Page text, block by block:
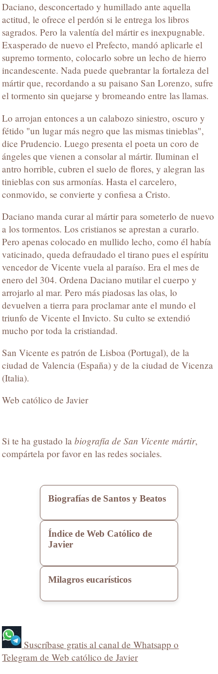
Daciano, desconcertado y humillado ante aquella
actitud, le ofrece el perdón si le entrega los libros
sagrados. Pero la valentía del mártir es inexpugnable.
Exasperado de nuevo el Prefecto, mandó aplicarle el
supremo tormento, colocarlo sobre un lecho de hierro
incandescente. Nada puede quebrantar la fortaleza del
mártir que, recordando a su paisano San Lorenzo, sufre
el tormento sin quejarse y bromeando entre las llamas.
Lo arrojan entonces a un calabozo siniestro, oscuro y
fétido "un lugar más negro que las mismas tinieblas",
dice Prudencio. Luego presenta el poeta un coro de
ángeles que vienen a consolar al mártir. Iluminan el
antro horrible, cubren el suelo de flores, y alegran las
tinieblas con sus armonías. Hasta el carcelero,
conmovido, se convierte y confiesa a Cristo.
Daciano manda curar al mártir para someterlo de nuevo
a los tormentos. Los cristianos se aprestan a curarlo.
Pero apenas colocado en mullido lecho, como él había
vaticinado, queda defraudado el tirano pues el espíritu
vencedor de Vicente vuela al paraíso. Era el mes de
enero del 304. Ordena Daciano mutilar el cuerpo y
arrojarlo al mar. Pero más piadosas las olas, lo
devuelven a tierra para proclamar ante el mundo el
triunfo de Vicente el Invicto. Su culto se extendió
mucho por toda la cristiandad.
San Vicente es patrón de Lisboa (Portugal), de la
ciudad de Valencia (España) y de la ciudad de Vicenza
(Italia).
Web católico de Javier
Si te ha gustado labiografía de San Vicente mártir,
compártela por favor en las redes sociales.
Biografías de Santos y Beatos
Índice de Web Católico de
Javier
Milagros eucarísticos
Suscríbase gratis al canal de Whatsapp o
Telegram de Web católico de Javier